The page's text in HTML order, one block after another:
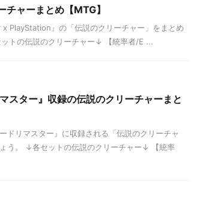
ャーまとめ【MTG】
PlayStation』の「伝説のクリーチャー」をまとめ
トの伝説のクリーチャー↓ 【統率者/E ...
スター』収録の伝説のクリーチャーまと
ドリマスター』に収録される「伝説のクリーチャ
う。 ↓各セットの伝説のクリーチャー↓ 【統率